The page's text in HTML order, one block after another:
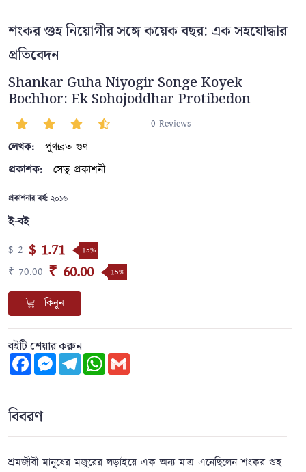
শংকর গুহ নিয়োগীর সঙ্গে কয়েক বছর: এক সহযোদ্ধার
প্রতিবেদন
Shankar Guha Niyogir Songe Koyek
Bochhor: Ek Sohojoddhar Protibedon
0 Reviews
লেখক:
পুণ্যব্রত গুণ
প্রকাশক:
সেতু প্রকাশনী
প্রকাশনার বর্ষ: ২০১৬
ই-বই
$ 2 $ 1.71 15%
₹ 70.00 ₹ 60.00 15%
কিনুন
বইটি শেয়ার করুন
FacebookMessengerTelegramWhatsApp
বিবরণ
শ্রমজীবী মানুষের মজুরের লড়াইয়ে এক অন্য মাত্র এনেছিলেন শংকর গুহ